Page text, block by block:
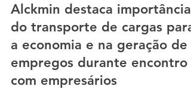
Alckmin destaca importância
do transporte de cargas para
a economia e na geração de
empregos durante encontro
com empresários